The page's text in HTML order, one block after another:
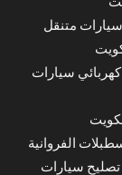
متنقل
سيارات
الفروانية
تصليح سيارات